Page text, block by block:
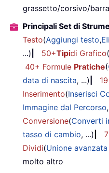
grassetto/corsivo/
Principali Set di
Testo(Aggiungi testo,
...)
50+Tipidi Grafico(
40+ Formule Pratiche(
data di nascita, ...) 19
Inserimento(Inserisci
Immagine dal Percorso
Conversione(Converti
tasso di cambio, ...) 7
Dividi(Unione
molto altro